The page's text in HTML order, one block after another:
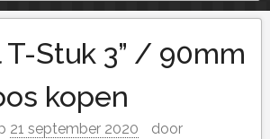
T-Stuk 3” / 90mm
kopen
21 september 2020
door